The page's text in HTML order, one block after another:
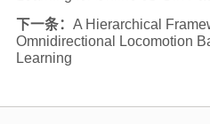
下一条： A Hierarchical
Omnidirectional Locomotion
Learning